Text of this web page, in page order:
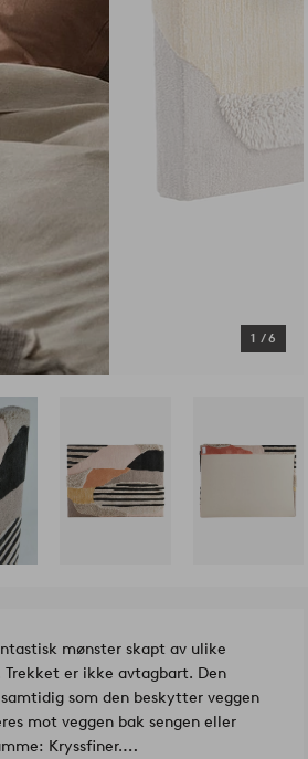
1 /6
mønster skapt av ulike
er ikke avtagbart. Den
som den beskytter veggen
mot veggen bak sengen eller
Kryssfiner.